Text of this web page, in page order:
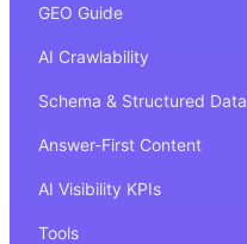
GEO Guide
AI Crawlability
Schema & Structured Data
Answer-First Content
AI Visibility KPIs
Tools